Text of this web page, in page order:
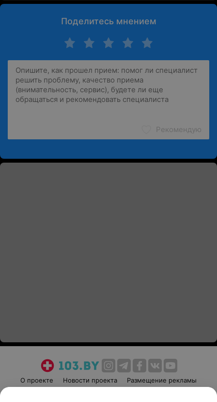
Поделитесь мнением
Рекомендую
О проекте Новости проекта
Размещение рекламы